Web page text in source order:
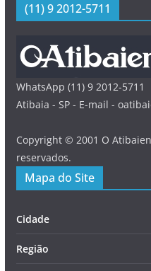
(11) 9 2012-5711
WhatsApp (11) 9 2012-5711
Atibaia - SP - E-mail -
Copyright © 2001 O
reservados.
Mapa do Site
Cidade
Região